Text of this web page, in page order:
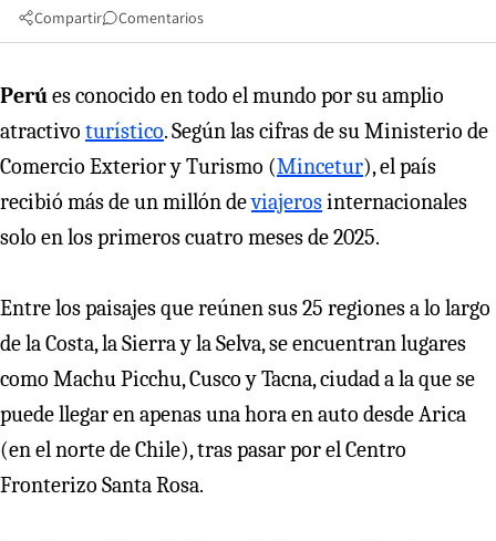
Compartir Comentarios
Perúes conocido en todo el mundo por su amplio
atractivo turístico. Según las cifras de su Ministerio de
Comercio Exterior y Turismo (Mincetur), el país
recibió más de un millón deviajerosinternacionales
solo en los primeros cuatro meses de 2025.
Entre los paisajes que reúnen sus 25 regiones a lo largo
de la Costa, la Sierra y la Selva, se encuentran lugares
como Machu Picchu, Cusco y Tacna, ciudad a la que se
puede llegar en apenas una hora en auto desde Arica
(en el norte de Chile), tras pasar por el Centro
Fronterizo Santa Rosa.